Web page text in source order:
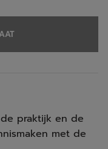
praktijk en de
met de